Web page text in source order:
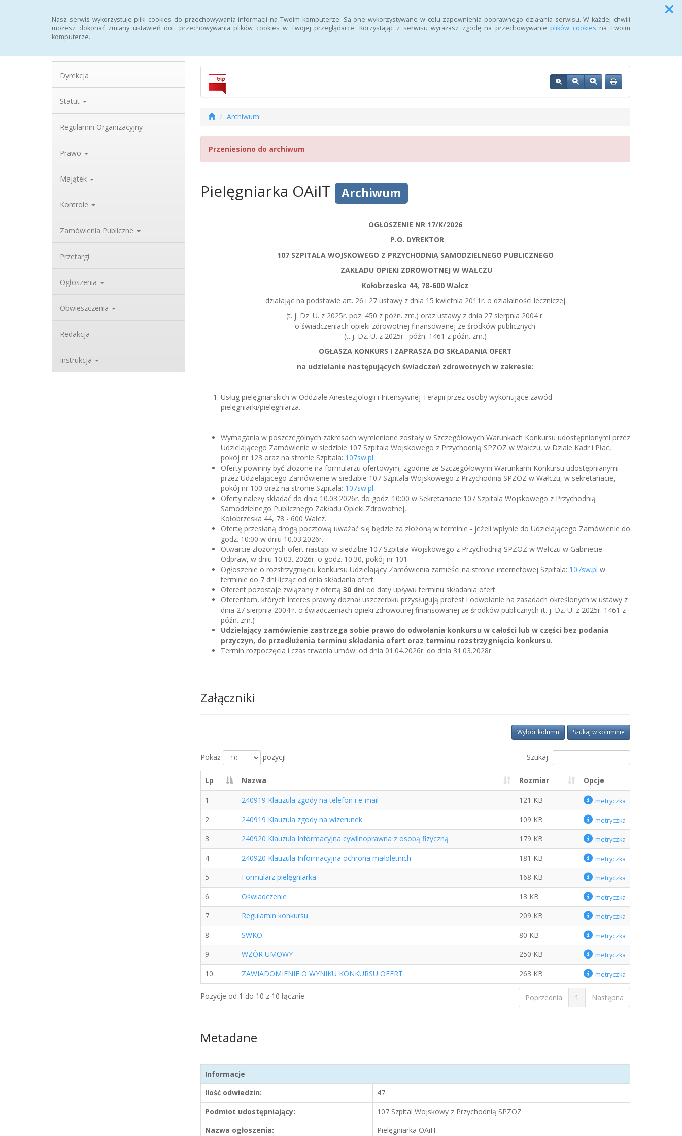
Nasz serwis wykorzystuje pliki cookies do przechowywania informacji na Twoim komputerze. Są one wykorzystywane w celu zapewnienia poprawnego działania serwisu. W każdej chwili
możesz dokonać zmiany ustawień dot. przechowywania plików cookies w Twojej przeglądarce. Korzystając z serwisu wyrażasz zgodę na przechowywanie plików cookies na Twoim
komputerze.
Dyrekcja
Statut
Regulamin Organizacyjny
Prawo
Majątek
Kontrole
Zamówienia Publiczne
Przetargi
Ogłoszenia
Obwieszczenia
Redakcja
Instrukcja
Archiwum
Przeniesiono do archiwum
Pielęgniarka OAiIT Archiwum
OGŁOSZENIE NR 17/K/2026
P.O. DYREKTOR
107 SZPITALA WOJSKOWEGO Z PRZYCHODNIĄ SAMODZIELNEGO PUBLICZNEGO
ZAKŁADU OPIEKI ZDROWOTNEJ W WAŁCZU
Kołobrzeska 44, 78-600 Wałcz
działając na podstawie art. 26 i 27 ustawy z dnia 15 kwietnia 2011r. o działalności leczniczej
(t. j. Dz. U. z 2025r. poz. 450 z późn. zm.) oraz ustawy z dnia 27 sierpnia 2004 r.
o świadczeniach opieki zdrowotnej finansowanej ze środków publicznych
(t. j. Dz. U. z 2025r. późn. 1461 z późn. zm.)
OGŁASZA KONKURS I ZAPRASZA DO SKŁADANIA OFERT
na udzielanie następujących świadczeń zdrowotnych w zakresie:
Usług pielęgniarskich w Oddziale Anestezjologii i Intensywnej Terapii przez osoby wykonujące zawód
pielęgniarki/pielęgniarza.
Wymagania w poszczególnych zakresach wymienione zostały w Szczegółowych Warunkach Konkursu udostępnionymi przez
Udzielającego Zamówienie w siedzibie 107 Szpitala Wojskowego z Przychodnią SPZOZ w Wałczu, w Dziale Kadr i Płac,
pokój nr 123 oraz na stronie Szpitala: 107sw.pl
Oferty powinny być złożone na formularzu ofertowym, zgodnie ze Szczegółowymi Warunkami Konkursu udostępnianymi
przez Udzielającego Zamówienie w siedzibie 107 Szpitala Wojskowego z Przychodnią SPZOZ w Wałczu, w sekretariacie,
pokój nr 100 oraz na stronie Szpitala: 107sw.pl
Oferty należy składać do dnia 10.03.2026r. do godz. 10:00 w Sekretariacie 107 Szpitala Wojskowego z Przychodnią
Samodzielnego Publicznego Zakładu Opieki Zdrowotnej,
Kołobrzeska 44, 78 - 600 Wałcz.
Ofertę przesłaną drogą pocztową uważać się będzie za złożoną w terminie - jeżeli wpłynie do Udzielającego Zamówienie do
godz. 10:00 w dniu 10.03.2026r.
Otwarcie złożonych ofert nastąpi w siedzibie 107 Szpitala Wojskowego z Przychodnią SPZOZ w Wałczu w Gabinecie
Odpraw, w dniu 10.03. 2026r. o godz. 10.30, pokój nr 101.
Ogłoszenie o rozstrzygnięciu konkursu Udzielający Zamówienia zamieści na stronie internetowej Szpitala: 107sw.pl w
terminie do 7 dni licząc od dnia składania ofert.
Oferent pozostaje związany z ofertą 30 dni od daty upływu terminu składania ofert.
Oferentom, których interes prawny doznał uszczerbku przysługują protest i odwołanie na zasadach określonych w ustawy z
dnia 27 sierpnia 2004 r. o świadczeniach opieki zdrowotnej finansowanej ze środków publicznych (t. j. Dz. U. z 2025r. 1461 z
późn. zm.)
Udzielający zamówienie zastrzega sobie prawo do odwołania konkursu w całości lub w części bez podania
przyczyn, do przedłużenia terminu składania ofert oraz terminu rozstrzygnięcia konkursu.
Termin rozpoczęcia i czas trwania umów: od dnia 01.04.2026r. do dnia 31.03.2028r.
Załączniki
Szukaj w kolumnie
Wybór kolumn
Pokaż pozycji Szukaj:
Lp Nazwa Rozmiar Opcje
1 240919 Klauzula zgody na telefon i e-mail 121 KB metryczka
2 240919 Klauzula zgody na wizerunek 109 KB metryczka
3 240920 Klauzula Informacyjna cywilnoprawna z osobą fizyczną 179 KB metryczka
4 240920 Klauzula Informacyjna ochrona małoletnich 181 KB metryczka
5 Formularz pielęgniarka 168 KB metryczka
6 Oświadczenie 13 KB metryczka
7 Regulamin konkursu 209 KB metryczka
8 SWKO 80 KB metryczka
9 WZÓR UMOWY 250 KB metryczka
10 ZAWIADOMIENIE O WYNIKU KONKURSU OFERT 263 KB metryczka
Pozycje od 1 do 10 z 10 łącznie Poprzednia 1 Następna
Metadane
Informacje
Ilość odwiedzin:
47
Podmiot udostępniający:
107 Szpital Wojskowy z Przychodnią SPZOZ
Nazwa ogłoszenia:
Pielęgniarka OAiIT